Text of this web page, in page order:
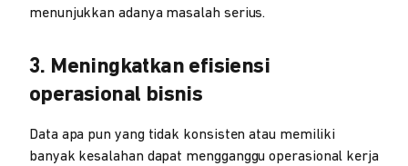
menunjukkan adanya masalah serius.
3. Meningkatkan efisiensi
operasional bisnis
Data apa pun yang tidak konsisten atau memiliki
banyak kesalahan dapat mengganggu operasional kerja